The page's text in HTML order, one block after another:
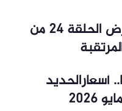
القنوات الناقلة وموعد عرض الحلقة 24 من
جنيهًا.. أسعارالحديد